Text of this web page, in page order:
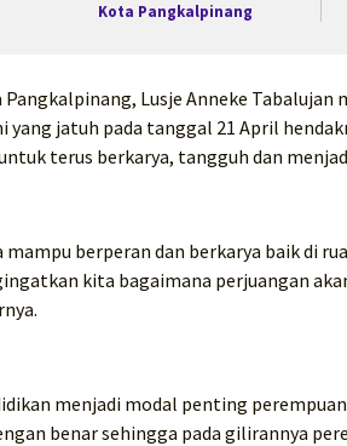
Kota Pangkalpinang
Lusje Anneke Tabalujan
yang jatuh pada tanggal 21 April
terus berkarya, tangguh dan
mampu berperan dan berkarya baik di
kita bagaimana perjuangan
menjadi modal penting
benar sehingga pada gilirannya